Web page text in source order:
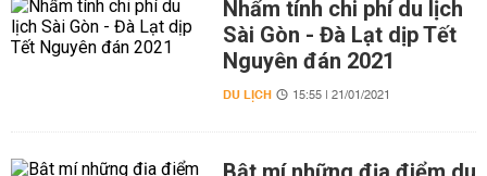
Nhẩm tính chi phí du lịch
Sài Gòn - Đà Lạt dịp Tết
Nguyên đán 2021
DU LỊCH 15:55 | 21/01/2021